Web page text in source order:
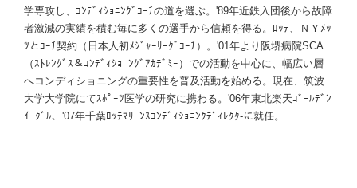
学専攻し、ｺﾝﾃﾞｨｼｮﾆﾝｸﾞｺｰﾁの道を選ぶ。'89年近鉄入団後から故障
者激減の実績を積む毎に多くの選手から信頼を得る。ﾛｯﾃ、ＮＹﾒｯ
ﾂとｺｰﾁ契約（日本人初ﾒｼﾞｬｰﾘｰｸﾞｺｰﾁ）。'01年より阪堺病院SCA
（ｽﾄﾚﾝｸﾞｽ＆ｺﾝﾃﾞｨｼｮﾆﾝｸﾞｱｶﾃﾞﾐｰ）での活動を中心に、幅広い層
へコンディショニングの重要性を普及活動を始める。現在、筑波
大学大学院にてｽﾎﾟｰﾂ医学の研究に携わる。'06年東北楽天ｺﾞｰﾙﾃﾞﾝ
ｲｰｸﾞﾙ、'07年千葉ﾛｯﾃﾏﾘｰﾝｽｺﾝﾃﾞｨｼｮﾆﾝｸﾃﾞｨﾚｸﾀ-に就任。